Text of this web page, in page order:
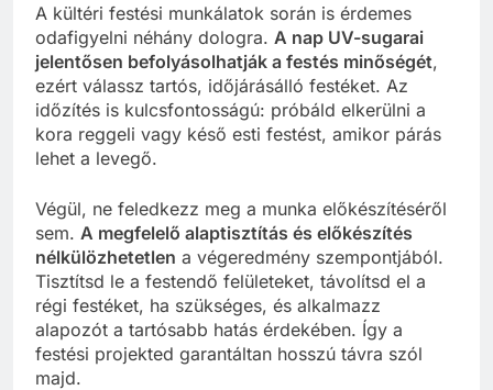
A kültéri festési munkálatok során is érdemes
odafigyelni néhány dologra. A nap UV-sugarai
jelentősen befolyásolhatják a festés minőségét,
ezért válassz tartós, időjárásálló festéket. Az
időzítés is kulcsfontosságú: próbáld elkerülni a
kora reggeli vagy késő esti festést, amikor párás
lehet a levegő.
Végül, ne feledkezz meg a munka előkészítéséről
sem. A megfelelő alaptisztítás és előkészítés
nélkülözhetetlen a végeredmény szempontjából.
Tisztítsd le a festendő felületeket, távolítsd el a
régi festéket, ha szükséges, és alkalmazz
alapozót a tartósabb hatás érdekében. Így a
festési projekted garantáltan hosszú távra szól
majd.